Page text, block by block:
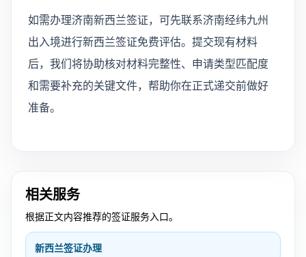
如需办理济南新西兰签证，可先联系济南经纬九州
出入境进行新西兰签证免费评估。提交现有材料
后，我们将协助核对材料完整性、申请类型匹配度
和需要补充的关键文件，帮助你在正式递交前做好
准备。
相关服务
根据正文内容推荐的签证服务入口。
新西兰签证办理